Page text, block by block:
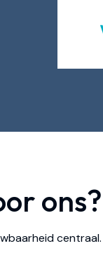
ons?
centraal.